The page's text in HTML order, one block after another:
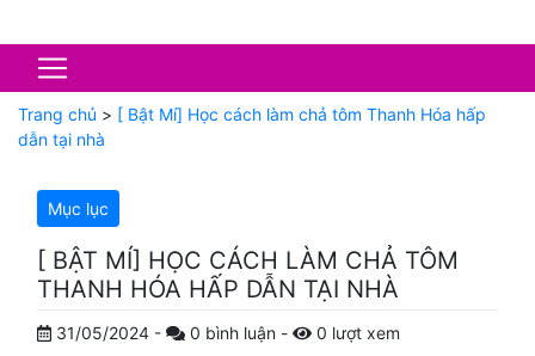
Trang chủ > [ Bật Mí] Học cách làm chả tôm Thanh Hóa hấp
dẫn tại nhà
Mục lục
[ BẬT MÍ] HỌC CÁCH LÀM CHẢ TÔM
THANH HÓA HẤP DẪN TẠI NHÀ
31/05/2024 - 0 bình luận - 0 lượt xem